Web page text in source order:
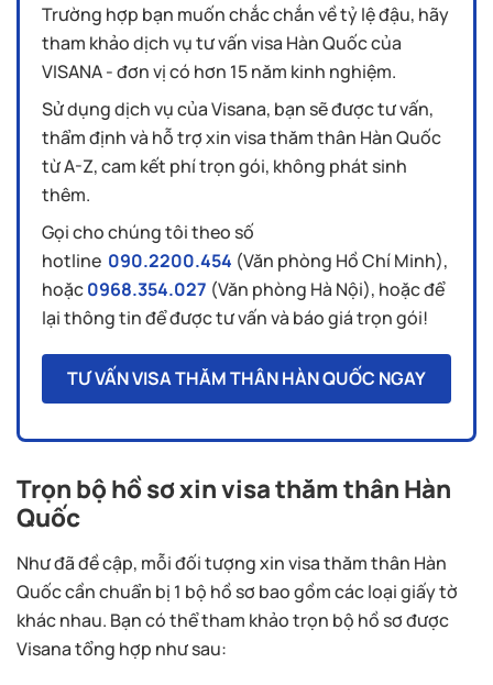
Trường hợp bạn muốn chắc chắn về tỷ lệ đậu, hãy
tham khảo dịch vụ tư vấn visa Hàn Quốc của
VISANA - đơn vị có hơn 15 năm kinh nghiệm.
Sử dụng dịch vụ của Visana, bạn sẽ được tư vấn,
thẩm định và hỗ trợ xin visa thăm thân Hàn Quốc
từ A-Z, cam kết phí trọn gói, không phát sinh
thêm.
Gọi cho chúng tôi theo số
hotline 090.2200.454 (Văn phòng Hồ Chí Minh),
hoặc0968.354.027 (Văn phòng Hà Nội), hoặc để
lại thông tin để được tư vấn và báo giá trọn gói!
TƯ VẤN VISA THĂM THÂN HÀN QUỐC NGAY
Trọn bộ hồ sơ xin visa thăm thân Hàn
Quốc
Như đã đề cập, mỗi đối tượng xin visa thăm thân Hàn
Quốc cần chuẩn bị 1 bộ hồ sơ bao gồm các loại giấy tờ
khác nhau. Bạn có thể tham khảo trọn bộ hồ sơ được
Visana tổng hợp như sau: